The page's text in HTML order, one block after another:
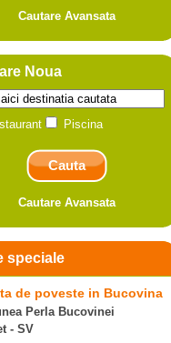
Cautare Avansata
Noua
Piscina
Cautare Avansata
speciale
de poveste in Bucovina
Perla Bucovinei
- SV